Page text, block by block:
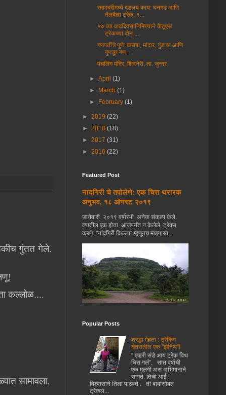
गुंतत गेले.
कल्लोळ....
सामावला.
सह्याद्रीमध्ये दडलय काय: घनगड आणि
तैलबैला ट्रेक, १...
५० व्या वाढदिवसानिमित्त्याने केटूएस
ट्रेकच्या दोन ...
गणपतींचे पुणे: कसबा, मांदार, गुंडाचा आणि
गुपचूप गण...
पंचलिंग मंदिर, शिवनेरी, ता. जुन्नर
►April(1)
► March(1)
► February(1)
► 2019 (22)
► 2018 (18)
► 2017 (31)
► 2016 (22)
Featured Post
नांदगिरी चे तपोलेणे: एक चित्त थरारक
अनुभव, १८ ऑगस्ट २०१९
जानेवारी २०१९ वर्षारंभी अनेक संकल्प केले.
त्यातील एक होता, आजपर्यंत न केलेले ट्रेक्स
करणे. "नांदगिरी किल्ला" म्हणूनच माझ्यासा...
Popular Posts
श्रद्धा मेहता : ट्रेकिंग
क्षेत्रातील एक "झेनिथ"!
“ एव्हरी संडे आय ट्रेक विथ
धिस गर्ल”. सात वर्षाची
एक मुलगी असं अभिमानाने
सांगते. तिची आई
विश्वासाने तिला पाठवते . ती बाबांसोबत
ट्रेकल...